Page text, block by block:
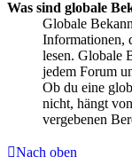
Was sind globale
Globale
Informationen,
lesen. Globale
jedem Forum
Ob du eine
nicht, hängt
vergebenen
Nach oben